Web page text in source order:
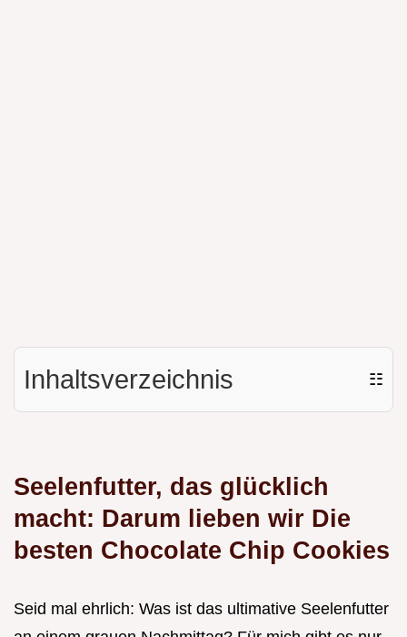
Inhaltsverzeichnis ☷
Seelenfutter, das glücklich
macht: Darum lieben wir Die
besten Chocolate Chip Cookies
Seid mal ehrlich: Was ist das ultimative Seelenfutter